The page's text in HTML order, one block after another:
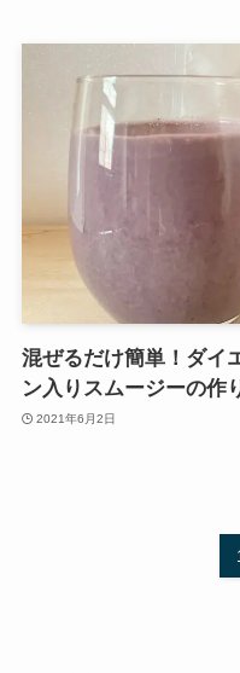
混ぜるだけ簡単！ダイ
ン入りスムージーの作
2021年6月2日